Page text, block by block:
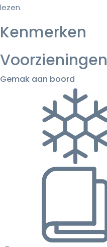
lezen.
Kenmerken
Voorzieningen
Gemak aan boord